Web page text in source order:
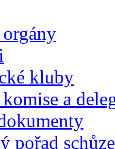
kluby
a
pořad schůze